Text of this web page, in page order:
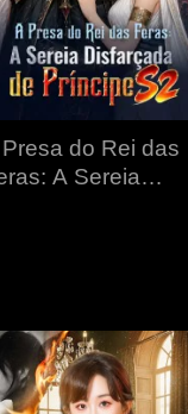
do Rei das
A Sereia